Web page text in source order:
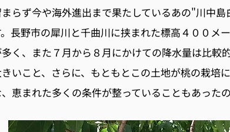
らず今や海外進出まで果たしているあの"川中
長野市の犀川と千曲川に挟まれた標高４００メ
く、また７月から８月にかけての降水量は比較
いこと、さらに、もともとこの土地が桃の栽培
恵まれた多くの条件が整っていることもあったの